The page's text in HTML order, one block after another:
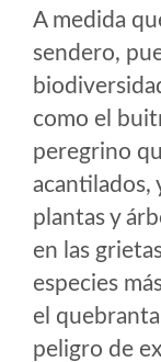
A medida
sendero,
como el
peregrino
acantilados,
plantas y
en las
especies
el
peligro de